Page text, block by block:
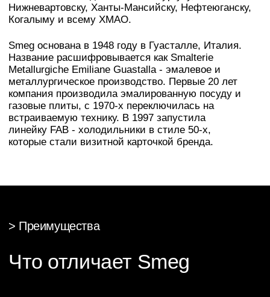
Дизайн разрабатывается в сотрудничестве с
Ньюсон - линейку FAB (1997), Маттео Барцетти -
встраиваемую технику Dolce Stil Novo (2008).
Результат - техника, которую музей современного
искусства MoMA включил в постоянную
экспозицию дизайна.
Производство размещено в Италии (4 завода в
регионе Эмилия-Романья). Корпуса
холодильников штампуются из стали толщиной
0,8 мм, эмалируются в 3 слоя при температуре
850°C. Технология Portofino - 14 цветов эмали с
глянцевой или матовой текстурой. Ручки
Почему Smeg–
вашей кухни